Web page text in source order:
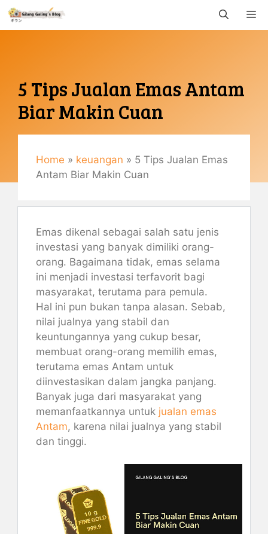
Langsung
5 Tips Jualan Emas Antam
Biar Makin Cuan
Gemaulani
Home » keuangan » 5 Tips Jualan Emas
Antam Biar Makin Cuan
Emas dikenal sebagai salah satu jenis
investasi yang banyak dimiliki orang-
orang. Bagaimana tidak, emas selama
ini menjadi investasi terfavorit bagi
masyarakat, terutama para pemula.
Hal ini pun bukan tanpa alasan. Sebab,
nilai jualnya yang stabil dan
keuntungannya yang cukup besar,
membuat orang-orang memilih emas,
terutama emas Antam untuk
diinvestasikan dalam jangka panjang.
Banyak juga dari masyarakat yang
memanfaatkannya untuk jualan emas
Antam, karena nilai jualnya yang stabil
dan tinggi.